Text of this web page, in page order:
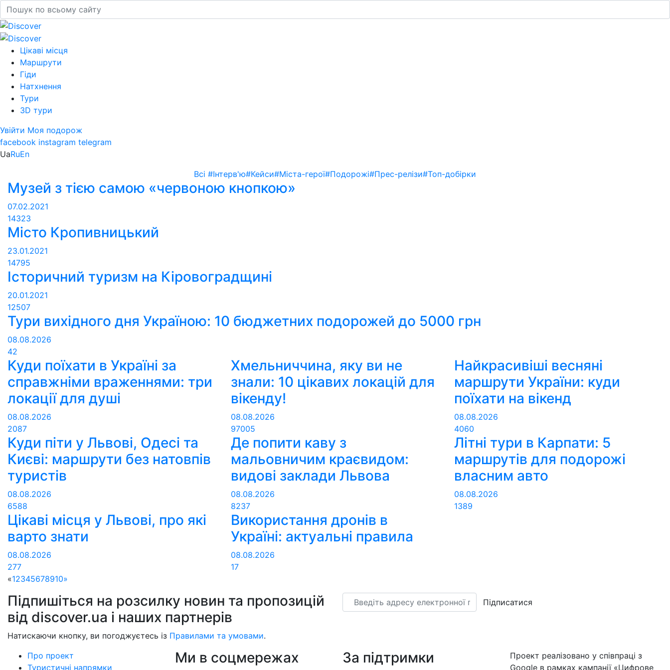
Цікаві місця
Маршрути
Гіди
Натхнення
Тури
3D тури
Увійти Моя подорож
facebook instagram telegram
UaRuEn
Всі #Інтерв'ю#Кейси#Міста-герої#Подорожі#Прес-релізи#Топ-добірки
Музей з тією самою «червоною кнопкою»
07.02.2021
14323
Місто Кропивницький
23.01.2021
14795
Історичний туризм на Кіровоградщині
20.01.2021
12507
Тури вихідного дня Україною: 10 бюджетних подорожей до 5000 грн
08.08.2026
42
Куди поїхати в Україні за
справжніми враженнями: три
локації для душі
08.08.2026
2087
Хмельниччина, яку ви не
знали: 10 цікавих локацій для
вікенду!
08.08.2026
97005
Найкрасивіші весняні
маршрути України: куди
поїхати на вікенд
08.08.2026
4060
Куди піти у Львові, Одесі та
Києві: маршрути без натовпів
туристів
08.08.2026
6588
Де попити каву з
мальовничим краєвидом:
видові заклади Львова
08.08.2026
8237
Літні тури в Карпати: 5
маршрутів для подорожі
власним авто
08.08.2026
1389
Цікаві місця у Львові, про які
варто знати
08.08.2026
277
Використання дронів в
Україні: актуальні правила
08.08.2026
17
«12345678910»
Підпишіться на розсилку новин та пропозицій
від discover.ua і наших партнерів
Натискаючи кнопку, ви погоджуєтесь із Правилами та умовами.
Підписатися
Про проект
Туристичні напрямки
Ми в соцмережах За підтримки
Проект реалізовано у співпраці з
Google в рамках кампанії «Цифрове